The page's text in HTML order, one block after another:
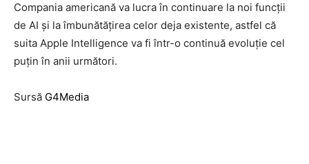
Compania americană va lucra în continuare la noi funcţii
de AI şi la îmbunătăţirea celor deja existente, astfel că
suita Apple Intelligence va fi într-o continuă evoluţie cel
puţin în anii următori.
Sursă G4Media